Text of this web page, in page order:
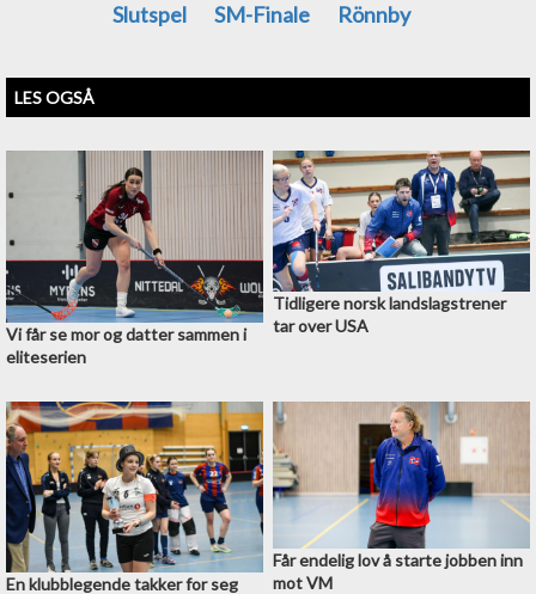
Slutspel
SM-Finale Rönnby
LES OGSÅ
Vi får se mor og datter sammen i
eliteserien
Tidligere norsk landslagstrener
tar over USA
En klubblegende takker for seg
Får endelig lov å starte jobben inn
mot VM